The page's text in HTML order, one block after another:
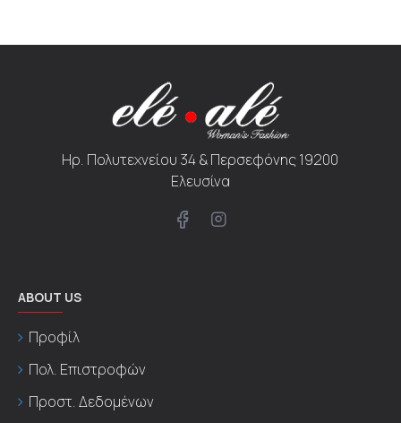
Ηρ. Πολυτεχνείου 34 & Περσεφόνης 19200
Ελευσίνα
ABOUT US
Προφίλ
Πολ. Επιστροφών
Προστ. Δεδομένων